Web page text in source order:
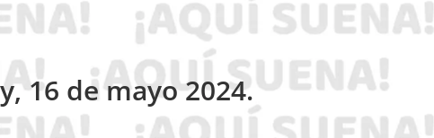
16 de mayo 2024.